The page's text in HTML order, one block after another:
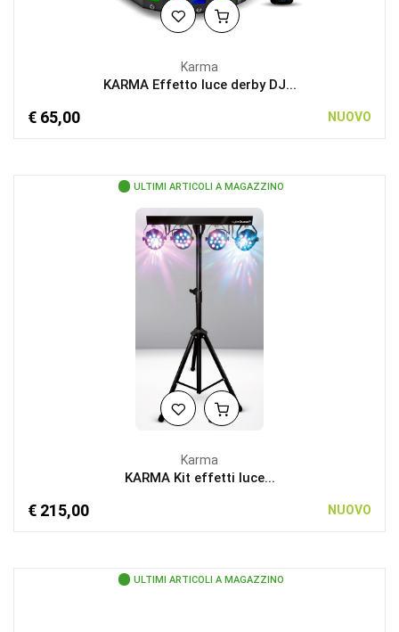
Karma
KARMA Effetto luce derby DJ...
€ 65,00 NUOVO
ULTIMI ARTICOLI A MAGAZZINO
Karma
KARMA Kit effetti luce...
€ 215,00 NUOVO
ULTIMI ARTICOLI A MAGAZZINO